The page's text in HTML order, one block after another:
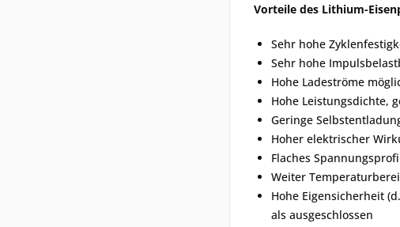
Vorteile des Lithium-
Sehr hohe
Sehr hohe
Hohe Ladeströme
Hohe Leistungsdichte,
Geringe
Hoher elektrischer
Flaches
Weiter
Hohe Eigensicherheit
als ausgeschlossen